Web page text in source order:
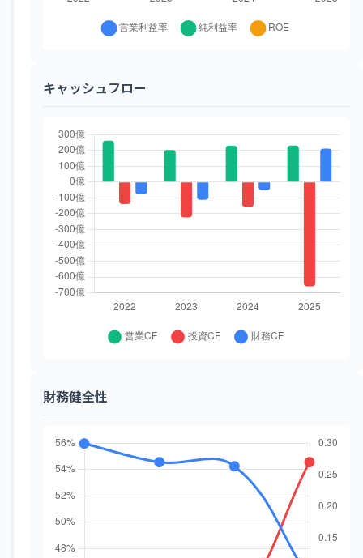
キャッシュフロー
財務健全性